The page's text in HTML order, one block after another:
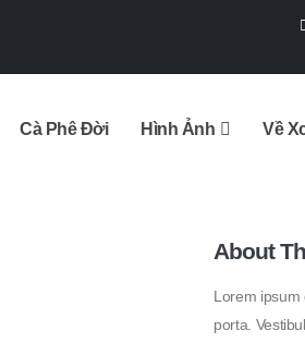
Cà Phê Đời Hình Ảnh Về
About
Lorem ipsum
porta.